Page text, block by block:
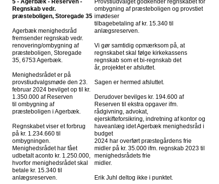
Regnskab vedr.
præsteboligen, Storegade 35
Agerbæk menighedsråd
fremsender regnskab vedr.
renovering/ombygning af
præsteboligen, Storegade
35, 6753 Agerbæk.
Menighedsrådet er på
provstiudvalgsmøde den 23.
februar 2024 bevilget op til kr.
1.350.000 af Reserven
til ombygning af
præsteboligen i Agerbæk.
Regnskabet viser et forbrug
på kr. 1.234.660 til
ombygningen.
Menighedsrådet har fået
udbetalt aconto kr. 1.250.000,
hvorfor menighedsrådet skal
betale kr. 15.340 til
anlægsreserven.
ombygning af præsteboligen og provstiet
imødeser
tilbagebetaling af kr. 15.340 til
anlægsreserven.
Vi gør samtidig opmærksom på, at
regnskabet skal følge kirkekassens
regnskab som et bi-regnskab det
år, projektet er afsluttet.
Sagen er hermed afsluttet.
Derudover bevilges kr. 194.600 af
Reserven til ekstra opgaver ifm.
rådgivning, advokat,
ejerskifteforsikring, indretning af kontor og
haveanlæg idet Agerbæk menighedsråd i
budget
2024 har overført præstegårdens frie
midler på kr. 35.000 ifm. regnskab 2023 til
menighedsrådets frie
midler.
Erik Juhl deltog ikke i punktet.